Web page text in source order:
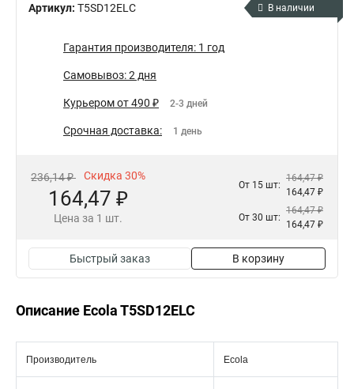
Артикул: T5SD12ELC В наличии
Гарантия производителя: 1 год
Самовывоз: 2 дня
Курьером от 490 ₽ 2-3 дней
Срочная доставка: 1 день
236,14 ₽ Скидка 30%
164,47 ₽
Цена за 1 шт.
От 15 шт:
164,47 ₽
164,47 ₽
От 30 шт:
164,47 ₽
164,47 ₽
Быстрый заказ В корзину
Описание Ecola T5SD12ELC
Производитель Ecola